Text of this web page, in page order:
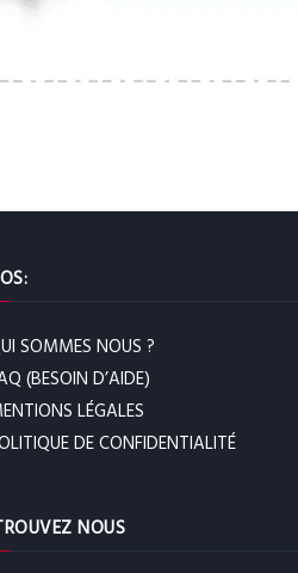
SOMMES NOUS ?
(BESOIN D’AIDE)
LÉGALES
DE CONFIDENTIALITÉ
NOUS